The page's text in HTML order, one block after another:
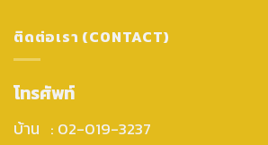
ติดต่อเรา (CONTACT)
โทรศัพท์
บ้าน : 02-019-3237